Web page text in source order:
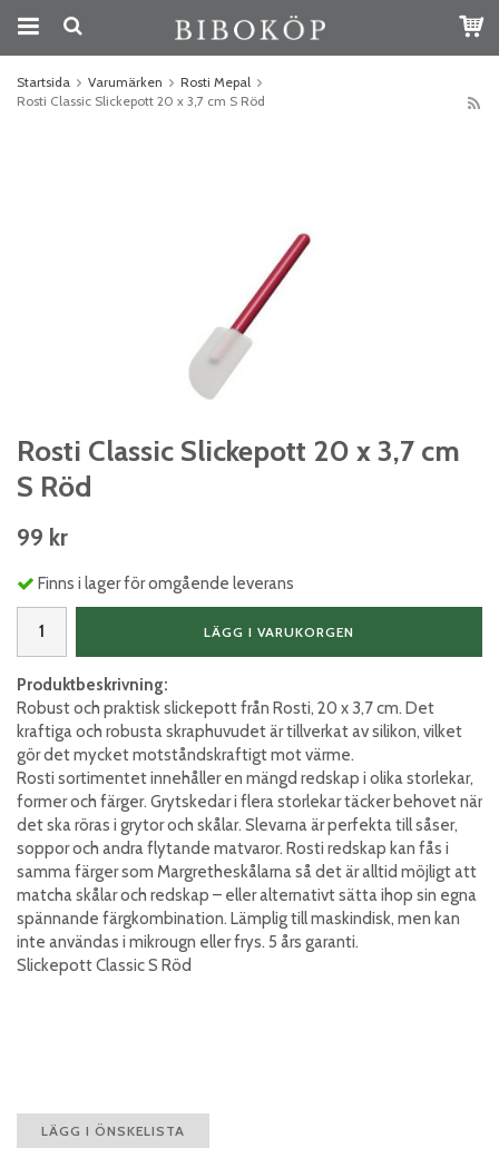
Startsida Varumärken
Rosti Mepal
Rosti Classic Slickepott 20 x 3,7 cm S Röd
Rosti Classic Slickepott 20 x 3,7 cm
S Röd
99 kr
Finns i lager för omgående leverans
LÄGG I VARUKORGEN
Produktbeskrivning:
Robust och praktisk slickepott från Rosti, 20 x 3,7 cm. Det
kraftiga och robusta skraphuvudet är tillverkat av silikon, vilket
gör det mycket motståndskraftigt mot värme.
Rosti sortimentet innehåller en mängd redskap i olika storlekar,
former och färger. Grytskedar i flera storlekar täcker behovet när
det ska röras i grytor och skålar. Slevarna är perfekta till såser,
soppor och andra flytande matvaror. Rosti redskap kan fås i
samma färger som Margretheskålarna så det är alltid möjligt att
matcha skålar och redskap – eller alternativt sätta ihop sin egna
spännande färgkombination. Lämplig till maskindisk, men kan
inte användas i mikrougn eller frys. 5 års garanti.
Slickepott Classic S Röd
LÄGG I ÖNSKELISTA